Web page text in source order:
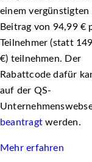
einem vergünstigten
Beitrag von 94,99 €
Teilnehmer (statt
€) teilnehmen. Der
Rabattcode dafür
auf der QS-
beantragtwerden.
Mehr erfahren